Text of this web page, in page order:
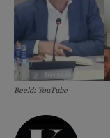
Beeld: YouTube